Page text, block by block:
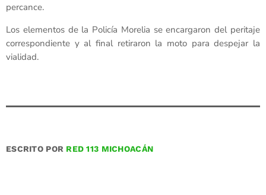
percance.
Los elementos de la Policía Morelia se encargaron del peritaje
correspondiente y al final retiraron la moto para despejar la
vialidad.
ESCRITO POR RED 113 MICHOACÁN